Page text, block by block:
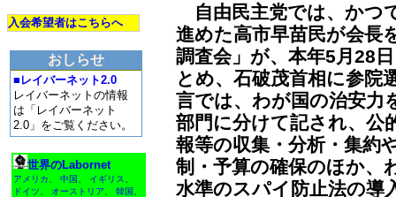
入会希望者はこちらへ
おしらせ
■レイバーネット2.0
レイバーネットの情報
は「レイバーネット
2.0」をご覧ください。
世界のLabornet
アメリカ 中国 イギリス
ドイツ
オーストリア 韓国
自由民主党では、かつ
進めた高市早苗民が会長
調査会」が、本年5月28
とめ、石破茂首相に参院
言では、わが国の治安力
部門に分けて記され、公
報等の収集・分析・集約
制・予算の確保のほか、
水準のスパイ防止法の導